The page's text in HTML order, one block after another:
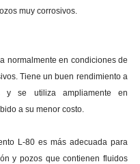
muy corrosivos.
normalmente en condiciones de
Tiene un buen rendimiento a
y se utiliza ampliamente en
a su menor costo.
L-80 es más adecuada para
y pozos que contienen fluidos